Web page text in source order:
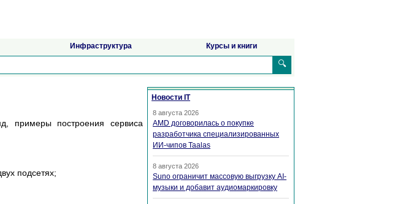
Инфраструктура Курсы и книги
🔍
примеры построения сервиса
подсетях;
Новости IT
8 августа 2026
AMD договорилась о покупке
разработчика специализированных
ИИ-чипов Taalas
8 августа 2026
Suno ограничит массовую выгрузку AI-
музыки и добавит аудиомаркировку